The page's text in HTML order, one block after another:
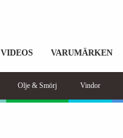
VIDEOS VARUMÄRKEN
Olje & Smörj Vindor